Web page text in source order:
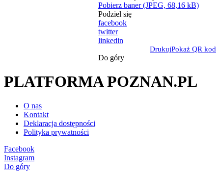
Pobierz baner (JPEG, 68,16 kB)
Podziel się
facebook
twitter
linkedin
DrukujPokaż QR kod
Do góry
PLATFORMA POZNAN.PL
O nas
Kontakt
Deklaracja dostępności
Polityka prywatności
Facebook
Instagram
Do góry